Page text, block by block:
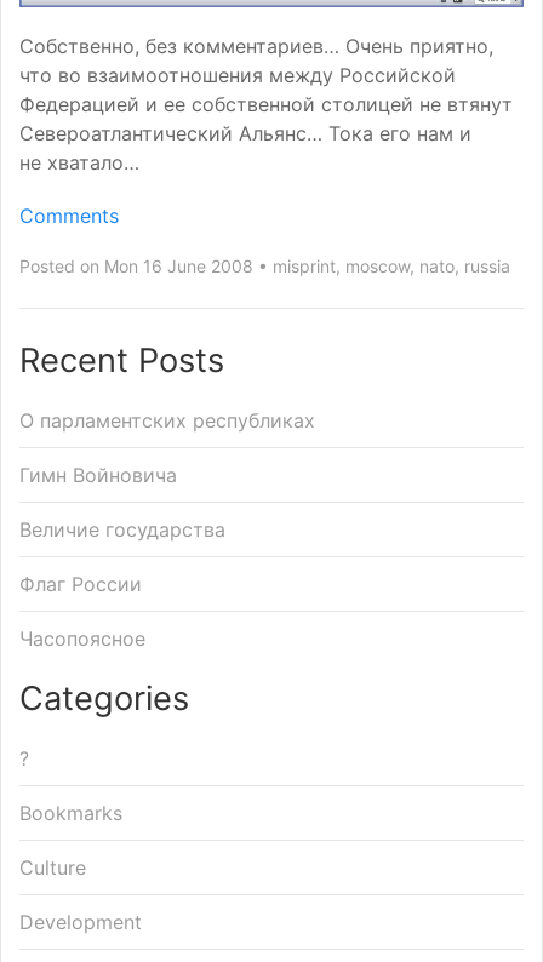
Собственно, без комментариев… Очень приятно,
что во взаимоотношения между Российской
Федерацией и ее собственной столицей не втянут
Североатлантический Альянс… Тока его нам и
не хватало…
Comments
Posted on Mon 16 June 2008 misprint, moscow, nato, russia
Recent Posts
О парламентских республиках
Гимн Войновича
Величие государства
Флаг России
Часопоясное
Categories
?
Bookmarks
Culture
Development